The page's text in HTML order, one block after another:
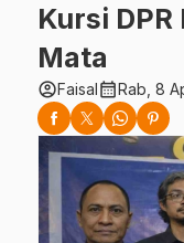
Kursi
Mata
account_circleFaisalcalendar_monthRab, 8